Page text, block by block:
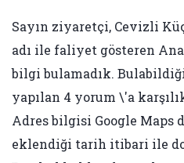
Sayın ziyaretçi, Cevizli
adı ile faliyet gösteren
bilgi bulamadık.
yapılan 4 yorum \'a
Adres bilgisi Google Maps
eklendiği tarih itibari ile